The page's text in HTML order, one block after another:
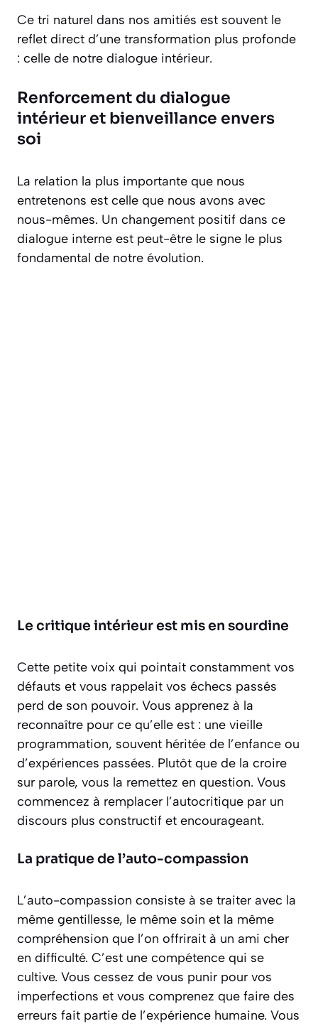
Ce tri naturel dans nos amitiés est souvent le
reflet direct d’une transformation plus profonde
: celle de notre dialogue intérieur.
Renforcement du dialogue
intérieur et bienveillance envers
soi
La relation la plus importante que nous
entretenons est celle que nous avons avec
nous-mêmes. Un changement positif dans ce
dialogue interne est peut-être le signe le plus
fondamental de notre évolution.
Le critique intérieur est mis en sourdine
Cette petite voix qui pointait constamment vos
défauts et vous rappelait vos échecs passés
perd de son pouvoir. Vous apprenez à la
reconnaître pour ce qu’elle est : une vieille
programmation, souvent héritée de l’enfance ou
d’expériences passées. Plutôt que de la croire
sur parole, vous la remettez en question. Vous
commencez à remplacer l’autocritique par un
discours plus constructif et encourageant.
La pratique de l’auto-compassion
L’auto-compassion consiste à se traiter avec la
même gentillesse, le même soin et la même
compréhension que l’on offrirait à un ami cher
en difficulté. C’est une compétence qui se
cultive. Vous cessez de vous punir pour vos
imperfections et vous comprenez que faire des
erreurs fait partie de l’expérience humaine. Vous